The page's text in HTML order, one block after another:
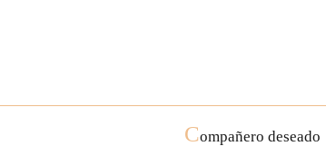
Compañero deseado